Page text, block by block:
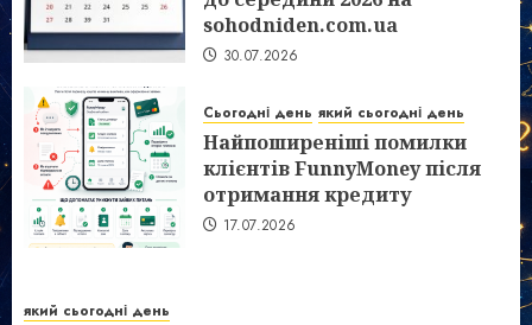
sohodniden.com.ua
30.07.2026
Сьогодні день який сьогодні день
Найпоширеніші помилки
клієнтів FunnyMoney після
отримання кредиту
17.07.2026
який сьогодні день